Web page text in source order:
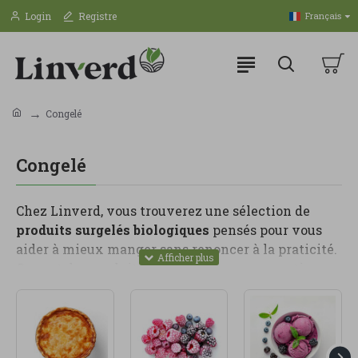
Login Registre Français
Congelé
Congelé
Chez Linverd, vous trouverez une sélection de
produits surgelés biologiques pensés pour vous
aider à mieux manger sans renoncer à la praticité.
Ce sont des produits faciles à conserver, pratiques
soi une option rapide, saine et de qualité.
Dans cette catégorie, vous pouvez trouver des